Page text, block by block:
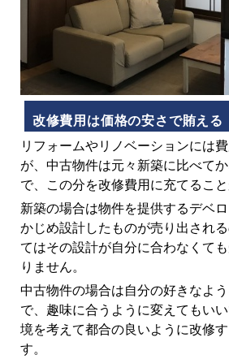
改修費用は価格の安さで賄える
リフォームやリノベーションには
が、中古物件は元々新築に比べて
で、この分を改修費用に充てること
新築の場合は物件を提供するデベ
かじめ設計したものが売り出され
てはその設計が自分に合わなくて
りません。
中古物件の場合は自分の好きなよ
で、趣味に合うように変えてもい
境を考えて都合の良いように改修
す。